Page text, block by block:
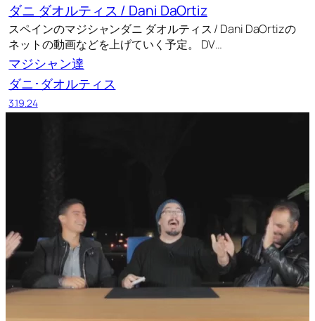
ダニ ダオルティス / Dani DaOrtiz
スペインのマジシャンダニ ダオルティス / Dani DaOrtizの
ネットの動画などを上げていく予定。 DV…
マジシャン達
ダニ･ダオルティス
3.19.24